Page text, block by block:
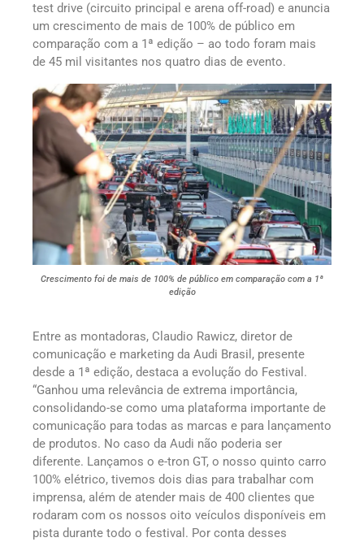
test drive (circuito principal e arena off-road) e anuncia
um crescimento de mais de 100% de público em
comparação com a 1ª edição – ao todo foram mais
de 45 mil visitantes nos quatro dias de evento.
Crescimento foi de mais de 100% de público em comparação com a 1ª
edição
Entre as montadoras, Claudio Rawicz, diretor de
comunicação e marketing da Audi Brasil, presente
desde a 1ª edição, destaca a evolução do Festival.
“Ganhou uma relevância de extrema importância,
consolidando-se como uma plataforma importante de
comunicação para todas as marcas e para lançamento
de produtos. No caso da Audi não poderia ser
diferente. Lançamos o e-tron GT, o nosso quinto carro
100% elétrico, tivemos dois dias para trabalhar com
imprensa, além de atender mais de 400 clientes que
rodaram com os nossos oito veículos disponíveis em
pista durante todo o festival. Por conta desses